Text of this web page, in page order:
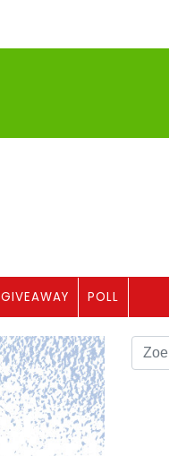
GIVEAWAY POLL